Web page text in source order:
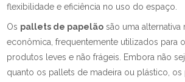
flexibilidade e eficiência no uso do espaço.
Os pallets de papelão são uma alternativa
econômica, frequentemente utilizados para
produtos leves e não frágeis. Embora não
quanto os pallets de madeira ou plástico,